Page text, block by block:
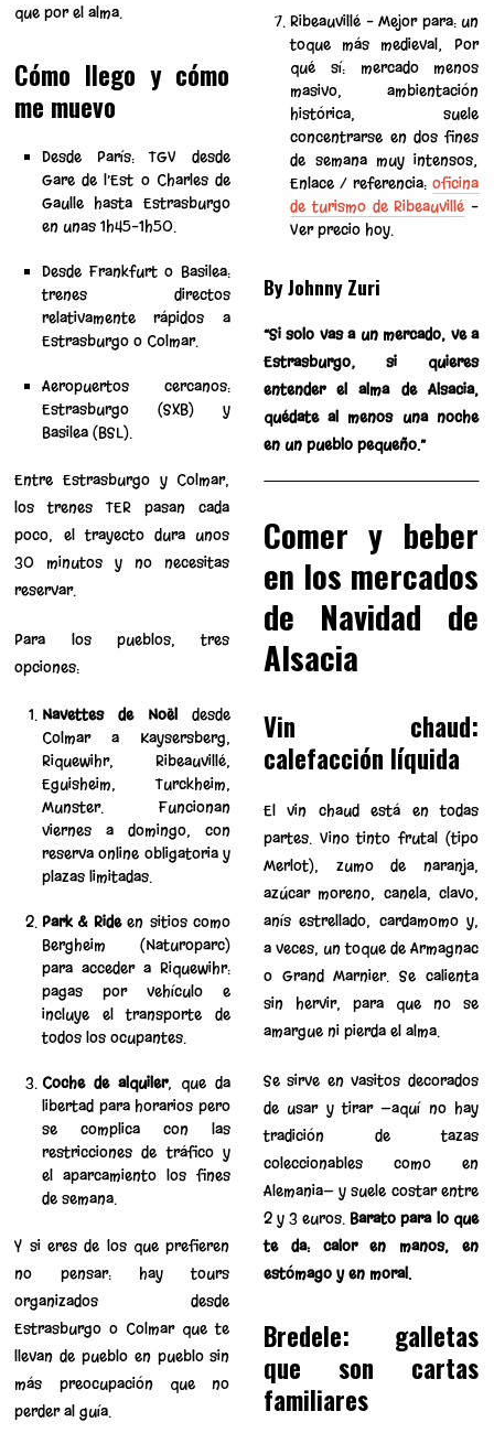
que por el alma.
Cómo llego y cómo
me muevo
Desde París: TGV desde
Gare de l’Est o Charles de
Gaulle hasta Estrasburgo
en unas 1h45–1h50.
Desde Frankfurt o Basilea:
trenes directos
relativamente rápidos a
Estrasburgo o Colmar.
Aeropuertos cercanos:
Estrasburgo (SXB) y
Basilea (BSL).
Entre Estrasburgo y Colmar,
los trenes TER pasan cada
poco, el trayecto dura unos
30 minutos y no necesitas
reservar.
Para los pueblos, tres
opciones:
Navettes de Noëldesde
Colmar a Kaysersberg,
Riquewihr, Ribeauvillé,
Eguisheim, Turckheim,
Munster. Funcionan
viernes a domingo, con
reserva online obligatoria y
plazas limitadas.
Park & Rideen sitios como
Bergheim (Naturoparc)
para acceder a Riquewihr:
pagas por vehículo e
incluye el transporte de
todos los ocupantes.
Coche de alquiler, que da
libertad para horarios pero
se complica con las
restricciones de tráfico y
el aparcamiento los fines
de semana.
Y si eres de los que prefieren
no pensar: hay tours
organizados desde
Estrasburgo o Colmar que te
llevan de pueblo en pueblo sin
más preocupación que no
perder al guía.
Ribeauvillé – Mejor para: un
toque más medieval; Por
qué sí: mercado menos
masivo, ambientación
histórica, suele
concentrarse en dos fines
de semana muy intensos;
Enlace / referencia:oficina
de turismo de Ribeauvillé –
Ver precio hoy.
By Johnny Zuri
“Si solo vas a un mercado, ve a
Estrasburgo; si quieres
entender el alma de Alsacia,
quédate al menos una noche
en un pueblo pequeño.”
Comer y beber
en los mercados
de Navidad de
Alsacia
Vin chaud:
calefacción líquida
El vin chaud está en todas
partes. Vino tinto frutal (tipo
Merlot), zumo de naranja,
azúcar moreno, canela, clavo,
anís estrellado, cardamomo y,
a veces, un toque de Armagnac
o Grand Marnier. Se calienta
sin hervir, para que no se
amargue ni pierda el alma.
Se sirve en vasitos decorados
de usar y tirar —aquí no hay
tradición de tazas
coleccionables como en
Alemania— y suele costar entre
2 y 3 euros. Barato para lo que
te da: calor en manos, en
estómago y en moral.
Bredele: galletas
que son cartas
familiares